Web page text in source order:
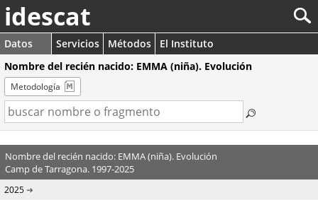
idescat
Datos Servicios Métodos
El Instituto
Nombre del recién nacido: EMMA (niña). Evolución
Metodología
Nombre del recién nacido: EMMA (niña). Evolución
Camp de Tarragona. 1997-2025
2025